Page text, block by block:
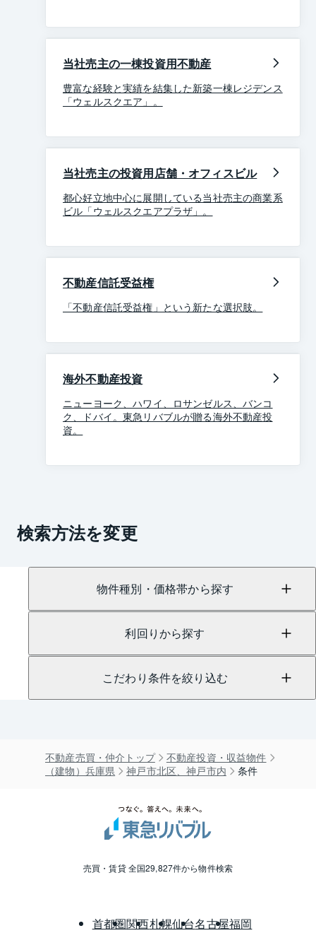
当社売主の一棟投資用不動産
豊富な経験と実績を結集した新築一棟レジデンス
「ウェルスクエア」。
当社売主の投資用店舗・オフィスビル
都心好立地中心に展開している当社売主の商業系
ビル「ウェルスクエアプラザ」。
不動産信託受益権
「不動産信託受益権」という新たな選択肢。
海外不動産投資
ニューヨーク、ハワイ、ロサンゼルス、バンコ
ク、ドバイ。東急リバブルが贈る海外不動産投
資。
検索方法を変更
物件種別・価格帯から探す
利回りから探す
こだわり条件を絞り込む
不動産売買・仲介トップ
不動産投資・収益物件
（建物）兵庫県
神戸市北区、神戸市内 条件
売買・賃貸 全国29,827件から物件検索
首都圏関西札幌仙台名古屋福岡